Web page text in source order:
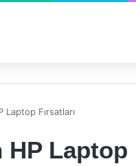
Laptop Fırsatları
HP Laptop